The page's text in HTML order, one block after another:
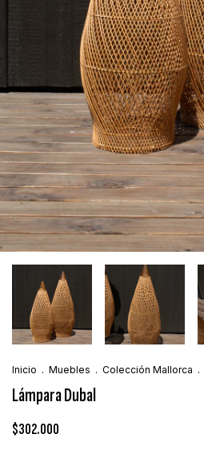
Inicio . Muebles . Colección Mallorca .
Lámpara Dubal
$302.000